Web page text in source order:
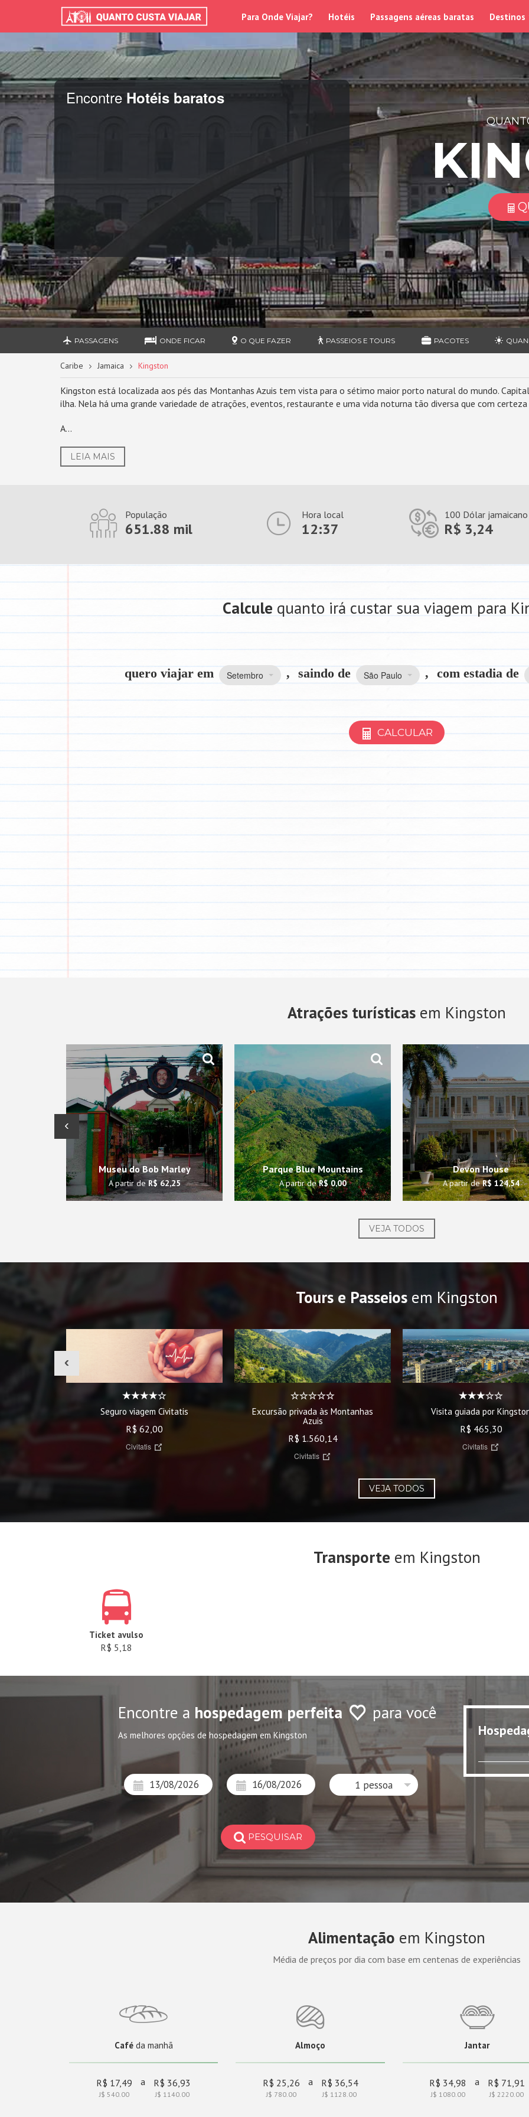
Para Onde Viajar? Hotéis Passagens aéreas baratas Destinos
Encontre Hotéis baratos
PASSAGENS ONDE FICAR O QUE FAZER PASSEIOS E TOURS PACOTES
Caribe Jamaica Kingston
Kingston está localizada aos pés das Montanhas Azuis tem vista para o sétimo maior porto natural do mundo.
ilha. Nela há uma grande variedade de atrações, eventos, restaurante e uma vida noturna tão diversa que com
A...
LEIA MAIS
População
651.88 mil
Hora local
12:37
100 Dólar jamaicano
R$ 3,24
Calcule quanto irá custar sua viagem para
quero viajar em Setembro , saindo de São Paulo , com estadia de
CALCULAR
Atrações turísticas em Kingston
Museu do Bob Marley
A partir deR$ 62,25
Parque Blue Mountains
A partir deR$ 0,00
Devon House
A partir deR$ 124,54
‹
VEJA TODOS
Tours e Passeios em Kingston
Seguro viagem Civitatis
R$ 62,00
Civitatis
Excursão privada às Montanhas
Azuis
R$ 1.560,14
Civitatis
Visita guiada por
R$ 465,30
Civitatis
‹
VEJA TODOS
Transporte em Kingston
Ticket avulso
R$ 5,18
Encontre a hospedagem perfeita para você
As melhores opções de hospedagem em Kingston
1 pessoa
PESQUISAR
Alimentação em Kingston
Média de preços por dia com base em centenas de experiências
Caféda manhã
R$ 17,49
J$ 540.00
a R$ 36,93
J$ 1140.00
Almoço
R$ 25,26
J$ 780.00
a R$ 36,54
J$ 1128.00
Jantar
R$ 34,98
J$ 1080.00
a R$ 71,91
J$ 2220.00